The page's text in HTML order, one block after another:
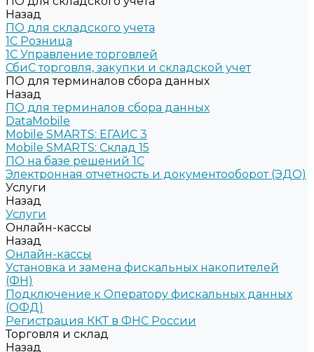
Назад
ПО для складского учета
1C Розница
1С Управление торговлей
СбиС торговля, закупки и складской учет
ПО для терминалов сбора данных
Назад
ПО для терминалов сбора данных
DataMobile
Mobile SMARTS: ЕГАИС 3
Mobile SMARTS: Склад 15
ПО на базе решений 1С
Электронная отчетность и документооборот (ЭДО)
Услуги
Назад
Услуги
Онлайн-кассы
Назад
Онлайн-кассы
Установка и замена фискальных накопителей
(ФН)
Подключение к Оператору фискальных данных
(ОФД)
Регистрация ККТ в ФНС России
Торговля и склад
Назад